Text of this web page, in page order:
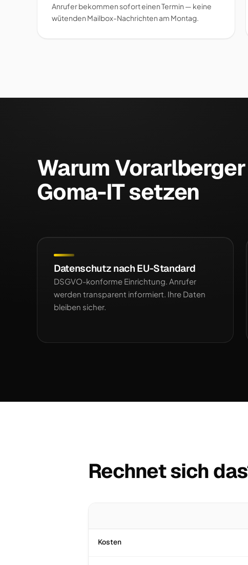
Anrufer bekommen sofort einen Termin — keine
wütenden Mailbox-Nachrichten am Montag.
Warum
Goma-IT setzen
Datenschutz nach EU-Standard
DSGVO-konforme Einrichtung. Anrufer
werden transparent informiert. Ihre Daten
bleiben sicher.
Rechnet sich
Kosten